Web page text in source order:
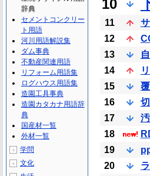
10
11
12
13
14
15
16
17
18
19
20
辞典
セメントコンクリー
ト用語
河川用語解説集
ダム事典
不動産関連用語
リフォーム用語集
ログハウス用語集
造園工具事典
造園カタカナ用語辞
典
国産材一覧
外材一覧
＋ 学問
＋ 文化